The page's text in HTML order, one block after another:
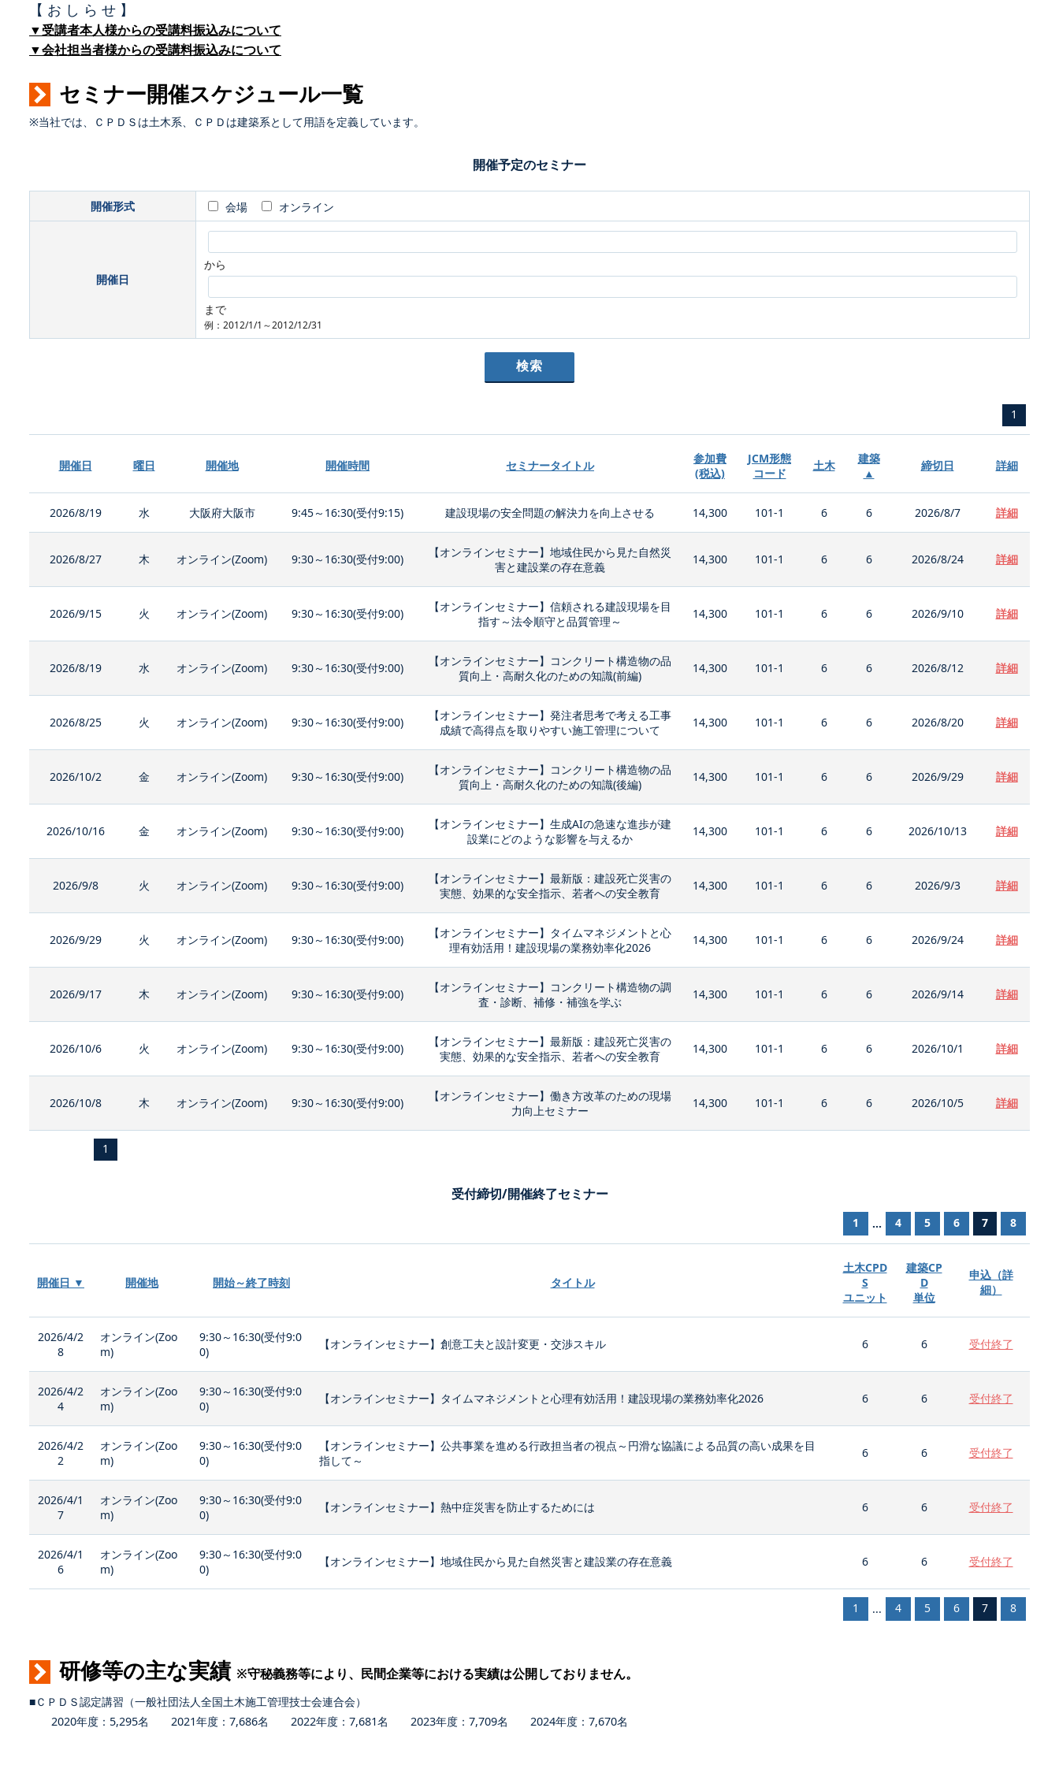
【 お し ら せ 】
▼受講者本人様からの受講料振込みについて
▼会社担当者様からの受講料振込みについて
セミナー開催スケジュール一覧
※当社では、ＣＰＤＳは土木系、ＣＰＤは建築系として用語を定義しています。
開催予定のセミナー
開催形式 会場 オンライン
開催日
から
まで
例：2012/1/1～2012/12/31
1
開催日 曜日 開催地 開催時間 セミナータイトル
参加費
(税込)
JCM形態
コード
土木
建築
▲
締切日 詳細
2026/8/19 水 大阪府大阪市 9:45～16:30(受付9:15) 建設現場の安全問題の解決力を向上させる 14,300 101-1 6 6 2026/8/7 詳細
2026/8/27 木 オンライン(Zoom) 9:30～16:30(受付9:00)
【オンラインセミナー】地域住民から見た自然災
害と建設業の存在意義
14,300 101-1 6 6 2026/8/24 詳細
2026/9/15 火 オンライン(Zoom) 9:30～16:30(受付9:00)
【オンラインセミナー】信頼される建設現場を目
指す～法令順守と品質管理～
14,300 101-1 6 6 2026/9/10 詳細
2026/8/19 水 オンライン(Zoom) 9:30～16:30(受付9:00)
【オンラインセミナー】コンクリート構造物の品
質向上・高耐久化のための知識(前編)
14,300 101-1 6 6 2026/8/12 詳細
2026/8/25 火 オンライン(Zoom) 9:30～16:30(受付9:00)
【オンラインセミナー】発注者思考で考える工事
成績で高得点を取りやすい施工管理について
14,300 101-1 6 6 2026/8/20 詳細
2026/10/2 金 オンライン(Zoom) 9:30～16:30(受付9:00)
【オンラインセミナー】コンクリート構造物の品
質向上・高耐久化のための知識(後編)
14,300 101-1 6 6 2026/9/29 詳細
2026/10/16 金 オンライン(Zoom) 9:30～16:30(受付9:00)
【オンラインセミナー】生成AIの急速な進歩が建
設業にどのような影響を与えるか
14,300 101-1 6 6 2026/10/13 詳細
2026/9/8 火 オンライン(Zoom) 9:30～16:30(受付9:00)
【オンラインセミナー】最新版：建設死亡災害の
実態、効果的な安全指示、若者への安全教育
14,300 101-1 6 6 2026/9/3 詳細
2026/9/29 火 オンライン(Zoom) 9:30～16:30(受付9:00)
【オンラインセミナー】タイムマネジメントと心
理有効活用！建設現場の業務効率化2026
14,300 101-1 6 6 2026/9/24 詳細
2026/9/17 木 オンライン(Zoom) 9:30～16:30(受付9:00)
【オンラインセミナー】コンクリート構造物の調
査・診断、補修・補強を学ぶ
14,300 101-1 6 6 2026/9/14 詳細
2026/10/6 火 オンライン(Zoom) 9:30～16:30(受付9:00)
【オンラインセミナー】最新版：建設死亡災害の
実態、効果的な安全指示、若者への安全教育
14,300 101-1 6 6 2026/10/1 詳細
2026/10/8 木 オンライン(Zoom) 9:30～16:30(受付9:00)
【オンラインセミナー】働き方改革のための現場
力向上セミナー
14,300 101-1 6 6 2026/10/5 詳細
1
受付締切/開催終了セミナー
1 ... 4 5 6 7 8
開催日 ▼ 開催地 開始～終了時刻 タイトル
土木CPD
S
ユニット
建築CP
D
単位
申込（詳
細）
2026/4/2
8
オンライン(Zoo
m)
9:30～16:30(受付9:0
0)
【オンラインセミナー】創意工夫と設計変更・交渉スキル 6 6 受付終了
2026/4/2
4
オンライン(Zoo
m)
9:30～16:30(受付9:0
0)
【オンラインセミナー】タイムマネジメントと心理有効活用！建設現場の業務効率化2026 6 6 受付終了
2026/4/2
2
オンライン(Zoo
m)
9:30～16:30(受付9:0
0)
【オンラインセミナー】公共事業を進める行政担当者の視点～円滑な協議による品質の高い成果を目
指して～
6 6 受付終了
2026/4/1
7
オンライン(Zoo
m)
9:30～16:30(受付9:0
0)
【オンラインセミナー】熱中症災害を防止するためには 6 6 受付終了
2026/4/1
6
オンライン(Zoo
m)
9:30～16:30(受付9:0
0)
【オンラインセミナー】地域住民から見た自然災害と建設業の存在意義 6 6 受付終了
1 ... 4 5 6 7 8
研修等の主な実績 ※守秘義務等により、民間企業等における実績は公開しておりません。
■ＣＰＤＳ認定講習（一般社団法人全国土木施工管理技士会連合会）
2020年度：5,295名 2021年度：7,686名 2022年度：7,681名 2023年度：7,709名 2024年度：7,670名